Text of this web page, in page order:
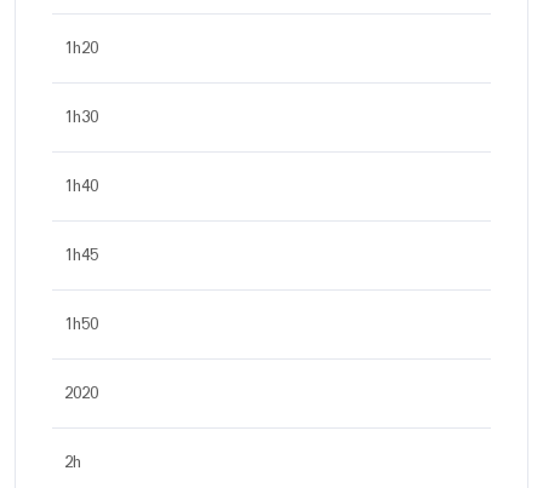
1h20
1h30
1h40
1h45
1h50
2020
2h